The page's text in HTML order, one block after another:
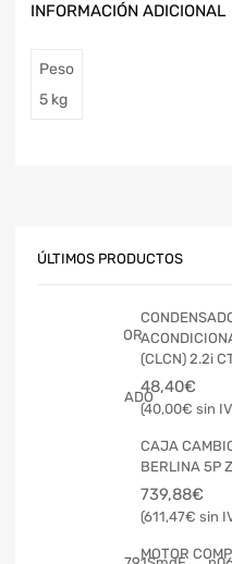
INFORMACIÓN ADICIONAL
Peso
5 kg
ÚLTIMOS PRODUCTOS
(CLCN) 2.2i
48,40€
40,00€
CAJA
BERLINA 5P
739,88€
611,47€
MOTOR